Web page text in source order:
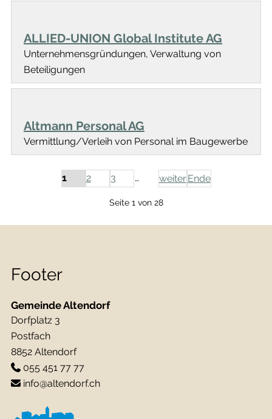
ALLIED-UNION Global Institute AG
Unternehmensgründungen, Verwaltung von
Beteiligungen
Altmann Personal AG
Vermittlung/Verleih von Personal im Baugewerbe
1 2 3 … weiterEnde
Seite 1 von 28
Footer
Gemeinde Altendorf
Dorfplatz 3
Postfach
8852 Altendorf
055 451 77 77
info@altendorf.ch